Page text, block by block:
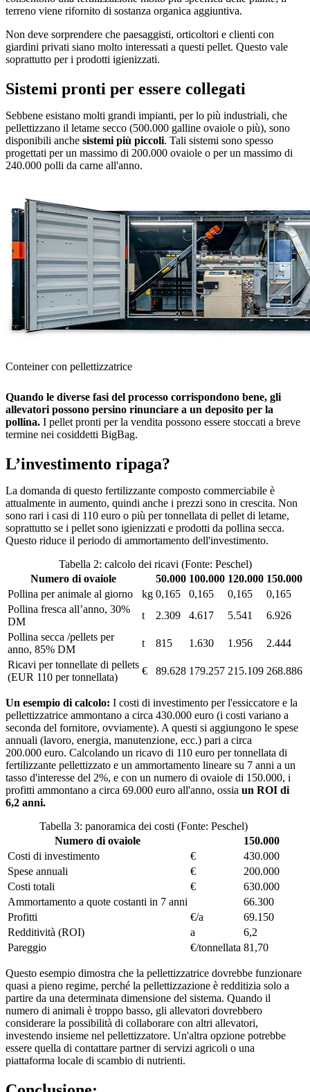
terreno viene rifornito di sostanza organica aggiuntiva.
Non deve sorprendere che paesaggisti, orticoltori e clienti con
giardini privati siano molto interessati a questi pellet. Questo vale
soprattutto per i prodotti igienizzati.
Sistemi pronti per essere collegati
Sebbene esistano molti grandi impianti, per lo più industriali, che
pellettizzano il letame secco (500.000 galline ovaiole o più), sono
disponibili anche sistemi più piccoli. Tali sistemi sono spesso
progettati per un massimo di 200.000 ovaiole o per un massimo di
240.000 polli da carne all'anno.
Conteiner con pellettizzatrice
Quando le diverse fasi del processo corrispondono bene, gli
allevatori possono persino rinunciare a un deposito per la
pollina. I pellet pronti per la vendita possono essere stoccati a breve
termine nei cosiddetti BigBag.
L’investimento ripaga?
La domanda di questo fertilizzante composto commerciabile è
attualmente in aumento, quindi anche i prezzi sono in crescita. Non
sono rari i casi di 110 euro o più per tonnellata di pellet di letame,
soprattutto se i pellet sono igienizzati e prodotti da pollina secca.
Questo riduce il periodo di ammortamento dell'investimento.
Tabella 2: calcolo dei ricavi (Fonte: Peschel)
Numero di ovaiole
50.000 100.000 120.000 150.000
Pollina per animale al giorno
kg 0,165 0,165 0,165
0,165
Pollina fresca all’anno, 30%
DM
t 2.309 4.617 5.541
6.926
Pollina secca /pellets per
anno, 85% DM
t 815 1.630 1.956
2.444
Ricavi per tonnellate di pellets
(EUR 110 per tonnellata)
€ 89.628 179.257 215.109 268.886
Un esempio di calcolo: I costi di investimento per l'essiccatore e la
pellettizzatrice ammontano a circa 430.000 euro (i costi variano a
seconda del fornitore, ovviamente). A questi si aggiungono le spese
annuali (lavoro, energia, manutenzione, ecc.) pari a circa
200.000 euro. Calcolando un ricavo di 110 euro per tonnellata di
fertilizzante pellettizzato e un ammortamento lineare su 7 anni a un
tasso d'interesse del 2%, e con un numero di ovaiole di 150.000, i
profitti ammontano a circa 69.000 euro all'anno, ossia un ROI di
6,2 anni.
Tabella 3: panoramica dei costi (Fonte: Peschel)
Numero di ovaiole
150.000
Costi di investimento
€
430.000
Spese annuali
€
200.000
Costi totali
€
630.000
Ammortamento a quote costanti in 7 anni
66.300
Profitti
€/a
69.150
Redditività (ROI)
a
6,2
Pareggio
€/tonnellata 81,70
Questo esempio dimostra che la pellettizzatrice dovrebbe funzionare
quasi a pieno regime, perché la pellettizzazione è redditizia solo a
partire da una determinata dimensione del sistema. Quando il
numero di animali è troppo basso, gli allevatori dovrebbero
considerare la possibilità di collaborare con altri allevatori,
investendo insieme nel pellettizzatore. Un'altra opzione potrebbe
essere quella di contattare partner di servizi agricoli o una
piattaforma locale di scambio di nutrienti.